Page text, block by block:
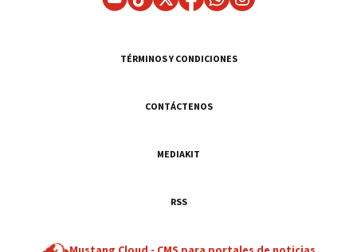
TÉRMINOS Y CONDICIONES
CONTÁCTENOS
MEDIAKIT
RSS